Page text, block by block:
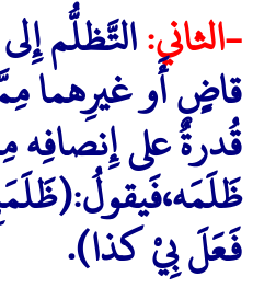
-الثاني:التَّظلُّم
قاضٍ أَو غيرِهما
قُدرةٌ على إِنصافِه
فَعَلَ بِيْ كذا).